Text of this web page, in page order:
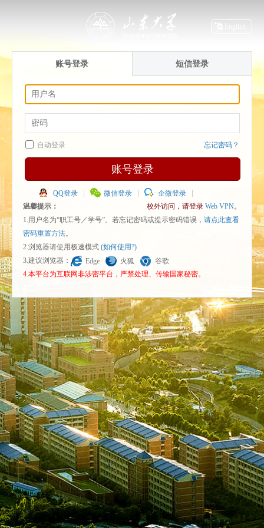
账号登录 短信登录
自动登录 忘记密码？
账号登录
QQ登录 微信登录
企微登录
温馨提示：
校外访问，请登录 Web VPN。
1.用户名为“职工号／学号”。若忘记密码或提示密码错误， 请点此查看
密码重置方法。
2.浏览器请使用极速模式 (如何使用?)
3.建议浏览器：
Edge 火狐
谷歌
4.本平台为互联网非涉密平台，严禁处理、传输国家秘密。